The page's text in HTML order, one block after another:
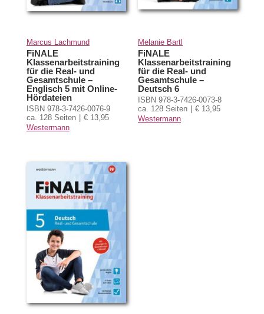
Marcus Lachmund
FiNALE
Klassenarbeitstraining
für die Real- und
Gesamtschule –
Englisch 5 mit Online-
Hördateien
ISBN 978-3-7426-0076-9
ca. 128 Seiten
€ 13,95
Westermann
Melanie Bartl
FiNALE
Klassenarbeitstraining
für die Real- und
Gesamtschule –
Deutsch 6
ISBN 978-3-7426-0073-8
ca. 128 Seiten
€ 13,95
Westermann